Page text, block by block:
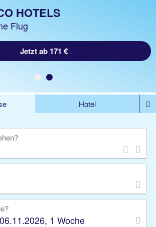
URLAUB
inkl. Flug
Jetzt ab 1327 €
HOTELS
Flug
Jetzt ab 171 €
Hotel
Camper Privattransfer
1 Woche